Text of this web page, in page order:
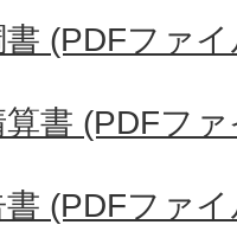
書 (PDFファ
書 (PDFフ
書 (PDFファ